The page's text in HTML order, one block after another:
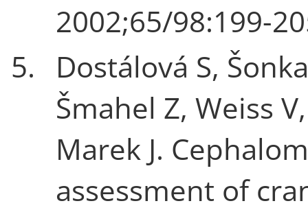
2002;65/98:199-
5.
Dostálová S,
Šmahel Z, Weiss V,
Marek J.
assessment of